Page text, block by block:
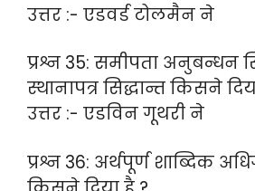
उत्तर :- एडवर्ड टोलमैन ने
प्रश्न 35: समीपता अनुबन्धन
स्थानापत्र सिद्धान्त किसने
उत्तर :- एडविन गूथरी ने
प्रश्न 36: अर्थपूर्ण शाब्दिक